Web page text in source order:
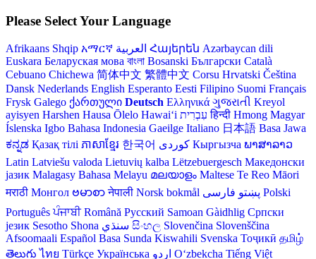
Please Select Your Language
Afrikaans Shqip አማርኛ العربية Հայերեն Azərbaycan dili
Euskara Беларуская мова বাংলা Bosanski Български Català
Cebuano Chichewa 简体中文 繁體中文 Corsu Hrvatski Čeština‎
Dansk Nederlands English Esperanto Eesti Filipino Suomi Français
Frysk Galego ქართული Deutsch Ελληνικά ગુજરાતી Kreyol
ayisyen Harshen Hausa Ōlelo Hawaiʻi עִבְרִית हिन्दी Hmong Magyar
Íslenska Igbo Bahasa Indonesia Gaeilge Italiano 日本語 Basa Jawa
ಕನ್ನಡ Қазақ тілі ភាសាខ្មែរ 한국어 Кыргызча ພາສາລາວ
Latin Latviešu valoda Lietuvių kalba Lëtzebuergesch Македонски
јазик Malagasy Bahasa Melayu മലയാളം Maltese Te Reo Māori
मराठी Монгол ဗမာစာ नेपाली Norsk bokmål پښتو فارسی
Polski
Português ਪੰਜਾਬੀ Română Русский Samoan Gàidhlig Српски
језик Sesotho Shona سنڌي සිංහල Slovenčina Slovenščina
Afsoomaali Español Basa Sunda Kiswahili Svenska Тоҷикӣ தமிழ்
తెలుగు ไทย Türkçe Українська اردو O‘zbekcha Tiếng Việt